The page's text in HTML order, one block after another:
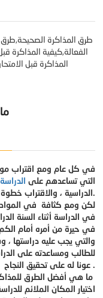
طرق المذاكرة الصحيحة,طرق
الفعالة,كيفية المذاكرة
المذاكرة قبل
في كل عام ومع اقتراب
التي تساعدهم على
الدراسية ، والاقتراب خطوة أخرى من التخرج وتحقيق أحلامهم.
لكن ومع كثافة في المواد
في الدراسة أثناء السنة
في حيرة من أمره أمام
والتي يجب عليه دراستها ،
للطالب ومساعدته على
عونا له على تحقيق النجاح .
اختيار المكان الملائم